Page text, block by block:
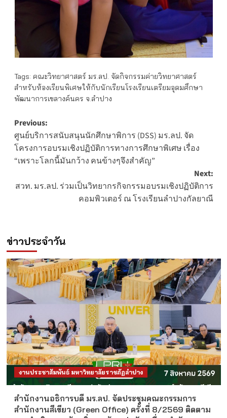
Tags: คณะวิทยาศาสตร์ มร.ลป. จัดกิจกรรมค่ายวิทยาศาสตร์
สำหรับห้องเรียนพิเศษให้กับนักเรียนโรงเรียนเตรียมอุดมศึกษา
พัฒนาการเขลางค์นคร จ.ลำปาง
Post
navigation
Previous:
ศูนย์บริการสนับสนุนนักศึกษาพิการ (DSS) มร.ลป. จัด
โครงการอบรมเชิงปฏิบัติการทางการศึกษาพิเศษ เรื่อง
“เพราะโลกนี้มันกว้าง คนข้างๆจึงสำคัญ”
Next:
สวท. มร.ลป. ร่วมเป็นวิทยากรกิจกรรมอบรมเชิงปฏิบัติการ
คอมพิวเตอร์ ณ โรงเรียนลำปางกัลยาณี
ข่าวประจำวัน
งานประชาสัมพันธ์ มหาวิทยาลัยราชภัฏลำปาง
สำนักงานอธิการบดี มร.ลป. จัดประชุมคณะกรรมการ
สำนักงานสีเขียว (Green Office) ครั้งที่ 8/2569 ติดตาม